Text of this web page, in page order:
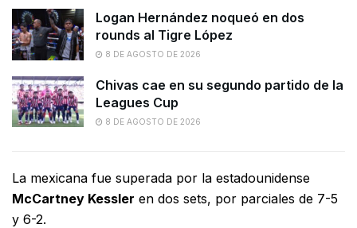
Logan Hernández noqueó en dos
rounds al Tigre López
8 DE AGOSTO DE 2026
Chivas cae en su segundo partido de la
Leagues Cup
8 DE AGOSTO DE 2026
La mexicana fue superada por la estadounidense
McCartney Kessler en dos sets, por parciales de 7-5
y 6-2.